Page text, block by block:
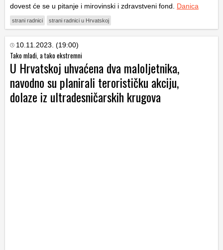
dovest će se u pitanje i mirovinski i zdravstveni fond. Danica
strani radnici strani radnici u Hrvatskoj
10.11.2023. (19:00)
Tako mladi, a tako ekstremni
U Hrvatskoj uhvaćena dva maloljetnika,
navodno su planirali terorističku akciju,
dolaze iz ultradesničarskih krugova